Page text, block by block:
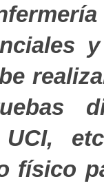
UCI,
físico